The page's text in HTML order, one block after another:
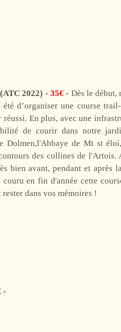
(ATC 2022) - 35€- Dès le
d’organiser une course
En plus, avec une
de courir dans notre
Dolmen,l'Abbaye de Mt st
des collines de l'Artois.
bien avant, pendant et après
en fin d'année cette
dans vos mémoires !
-